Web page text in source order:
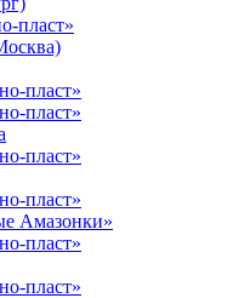
пласт»
пласт»
пласт»
пласт»
пласт»
Амазонки»
пласт»
пласт»